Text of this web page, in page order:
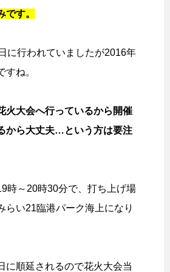
です。
に行われていましたが2016年
すね。
火大会へ行っているから開催
から大丈夫…という方は要注
時～20時30分で、打ち上げ場
らい21臨港パーク海上になり
に順延されるので花火大会当